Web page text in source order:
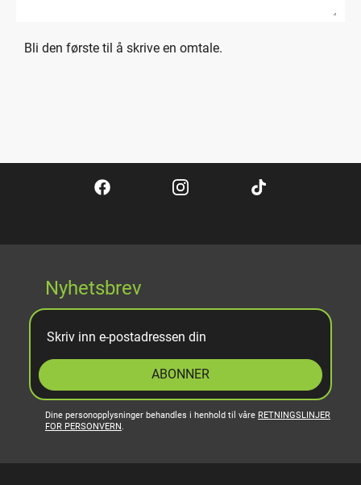
Bli den første til å skrive en omtale.
Nyhetsbrev
ABONNER
Dine personopplysninger behandles i henhold til våre RETNINGSLINJER
FOR PERSONVERN.